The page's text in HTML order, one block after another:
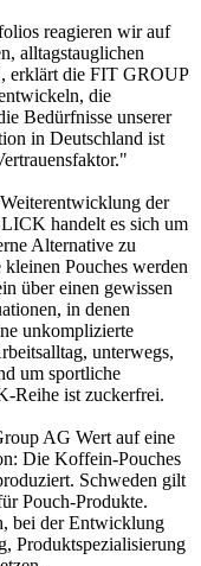
reagieren wir auf
alltagstauglichen
erklärt die FIT GROUP
die
Bedürfnisse unserer
in Deutschland ist
der
handelt es sich um
Alternative zu
Pouches werden
über einen gewissen
in denen
unkomplizierte
unterwegs,
um sportliche
Reihe ist zuckerfrei.
AG Wert auf eine
Die Koffein-Pouches
Schweden gilt
Pouch-Produkte.
bei der Entwicklung
Produktspezialisierung